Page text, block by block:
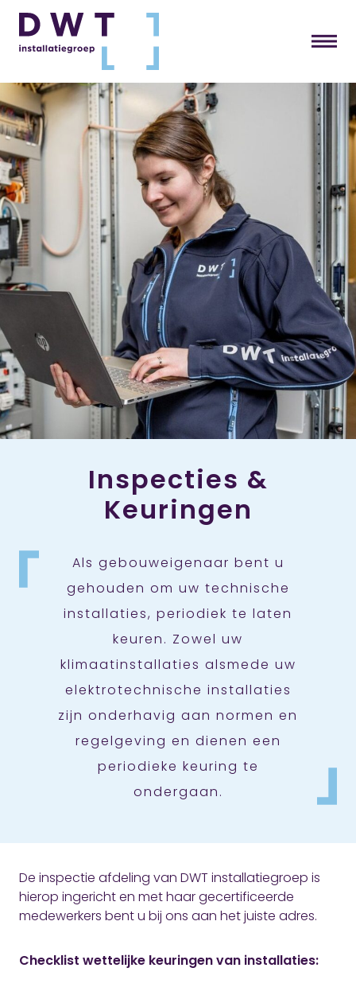
Inspecties &
Keuringen
Als gebouweigenaar bent u
gehouden om uw technische
installaties, periodiek te laten
keuren. Zowel uw
klimaatinstallaties alsmede uw
elektrotechnische installaties
zijn onderhavig aan normen en
regelgeving en dienen een
periodieke keuring te
ondergaan.
De inspectie afdeling van DWT installatiegroep is
hierop ingericht en met haar gecertificeerde
medewerkers bent u bij ons aan het juiste adres.
Checklist wettelijke keuringen van installaties: